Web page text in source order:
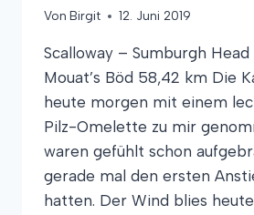
Von Birgit 12. Juni 2019
Scalloway – Sumburgh
Mouat’s Böd 58,42 km Die
heute morgen mit einem
Pilz-Omelette zu mir
waren gefühlt schon
gerade mal den ersten
hatten. Der Wind blies